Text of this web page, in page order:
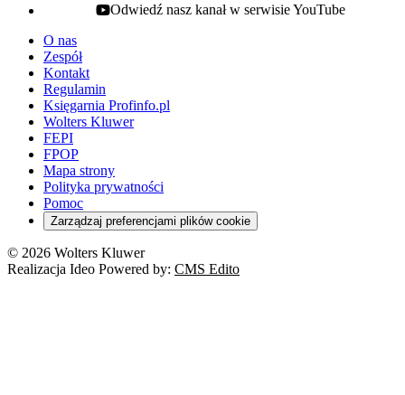
youtube - otwiera się w nowej karcie
Odwiedź nasz kanał w serwisie YouTube
O nas
Zespół
Kontakt
Regulamin
Księgarnia Profinfo.pl
Wolters Kluwer
FEPI
FPOP
Mapa strony
Polityka prywatności
Pomoc
Zarządzaj preferencjami plików cookie
© 2026 Wolters Kluwer
Realizacja Ideo Powered by: CMS Edito